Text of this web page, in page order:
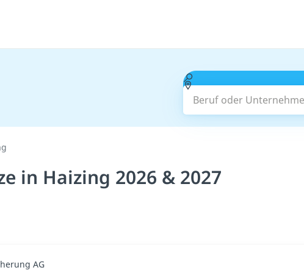
Beruf oder Unternehmen
in Haizing 2026 & 2027
AG